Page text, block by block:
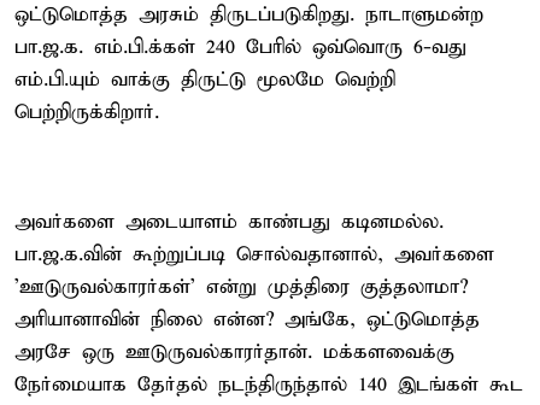
ஒட்டுமொத்த அரசும் திருடப்படுகிறது. நாடாளுமன்ற
பா.ஜ.க. எம்.பி.க்கள் 240 பேரில் ஒவ்வொரு 6-வது
எம்.பி.யும் வாக்கு திருட்டு மூலமே வெற்றி
பெற்றிருக்கிறார்.
அவர்களை அடையாளம் காண்பது கடினமல்ல.
பா.ஜ.க.வின் கூற்றுப்படி சொல்வதானால், அவர்களை
'ஊடுருவல்காரர்கள்' என்று முத்திரை குத்தலாமா?
அரியானாவின் நிலை என்ன? அங்கே, ஒட்டுமொத்த
அரசே ஒரு ஊடுருவல்காரர்தான். மக்களவைக்கு
நேர்மையாக தேர்தல் நடந்திருந்தால் 140 இடங்கள் கூட